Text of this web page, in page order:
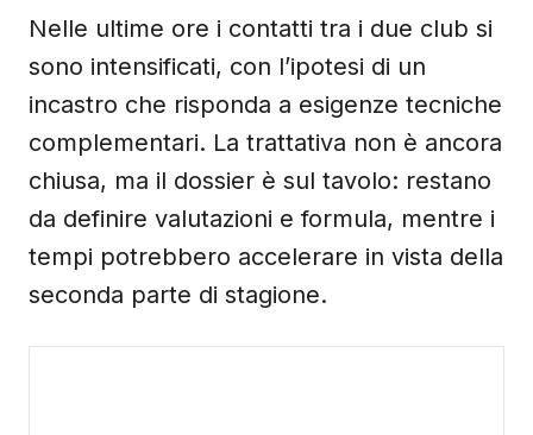
Nelle ultime ore i contatti tra i due club si
sono intensificati, con l’ipotesi di un
incastro che risponda a esigenze tecniche
complementari. La trattativa non è ancora
chiusa, ma il dossier è sul tavolo: restano
da definire valutazioni e formula, mentre i
tempi potrebbero accelerare in vista della
seconda parte di stagione.